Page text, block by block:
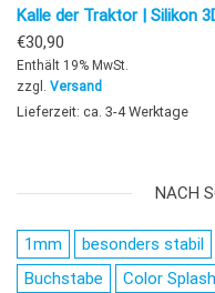
Kalle der Traktor | Silikon
€30,90
Enthält 19% MwSt.
zzgl. Versand
Lieferzeit: ca. 3-4 Werktage
NACH
1mm besonders stabil
Buchstabe
Color Splash